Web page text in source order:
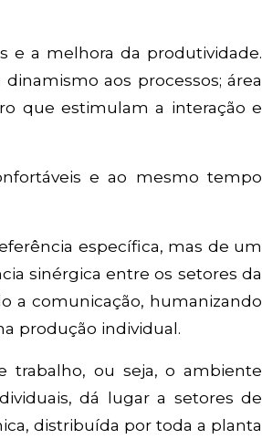
e a melhora da produtividade.
aos processos; área
que estimulam a interação e
e ao mesmo tempo
específica, mas de um
sinérgica entre os setores da
a comunicação, humanizando
produção individual.
trabalho, ou seja, o ambiente
dá lugar a setores de
distribuída por toda a planta